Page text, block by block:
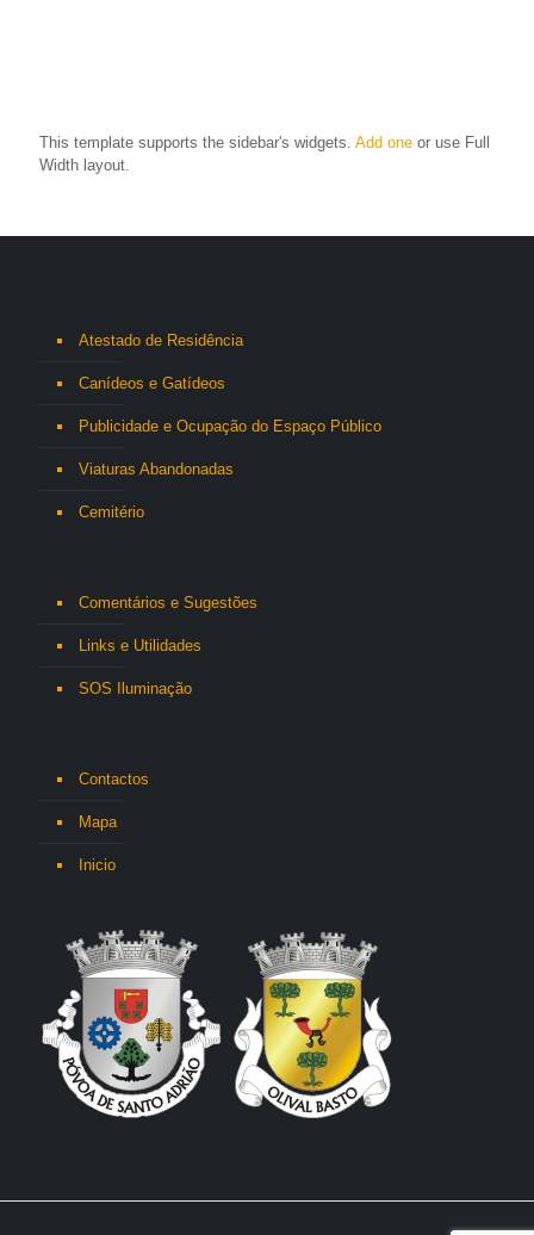
This template supports the sidebar's widgets. Add one or use Full
Width layout.
Atestado de Residência
Canídeos e Gatídeos
Publicidade e Ocupação do Espaço Público
Viaturas Abandonadas
Cemitério
Comentários e Sugestões
Links e Utilidades
SOS Iluminação
Contactos
Mapa
Inicio